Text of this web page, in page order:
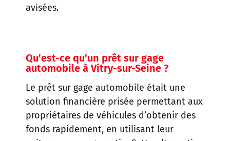
avisées.
Qu'est-ce qu'un prêt sur gage
automobile à Vitry-sur-Seine ?
Le prêt sur gage automobile était une
solution financière prisée permettant aux
propriétaires de véhicules d’obtenir des
fonds rapidement, en utilisant leur